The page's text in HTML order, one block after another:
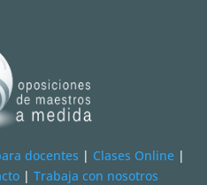
docentes | Clases Online |
| Trabaja con nosotros